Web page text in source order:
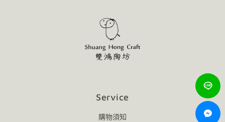
Service
購物須知